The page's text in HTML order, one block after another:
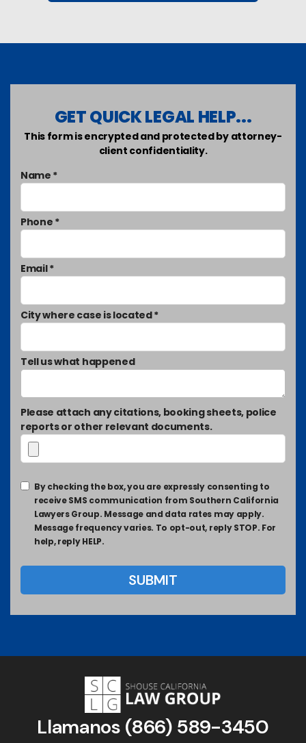
GET QUICK LEGAL HELP...
This form is encrypted and protected by attorney-
client confidentiality.
Name *
Phone *
Email *
City where case is located *
Tell us what happened
Please attach any citations, booking sheets, police
reports or other relevant documents.
By checking the box, you are expressly consenting to
receive SMS communication from Southern California
Lawyers Group. Message and data rates may apply.
Message frequency varies. To opt-out, reply STOP. For
help, reply HELP.
Llamanos (866) 589-3450